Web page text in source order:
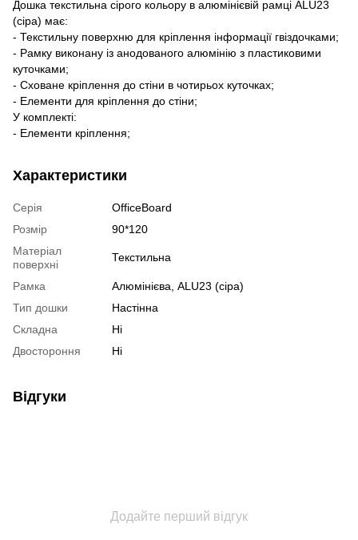
Дошка текстильна сірого кольору в алюмінієвій рамці ALU23
(сіра) має:
- Текстильну поверхню для кріплення інформації гвіздочками;
- Рамку виконану із анодованого алюмінію з пластиковими
куточками;
- Сховане кріплення до стіни в чотирьох куточках;
- Елементи для кріплення до стіни;
У комплекті:
- Елементи кріплення;
Характеристики
Серія
OfficeBoard
Розмір
90*120
Матеріал
поверхні
Текстильна
Рамка
Алюмінієва, ALU23 (сіра)
Тип дошки
Настінна
Складна
Ні
Двостороння
Ні
Відгуки
Додайте перший відгук